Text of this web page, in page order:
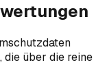
über die reine